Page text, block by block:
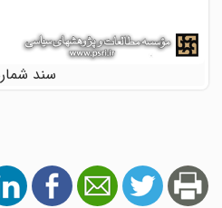
سند شماره ۲